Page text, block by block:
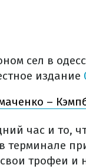
сел в
издание
–
час и то,
терминале
трофеи и